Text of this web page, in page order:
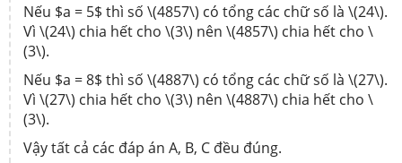
Nếu $a = 5$ thì số \(4857\) có tổng các chữ số là \(24\).
Vì \(24\) chia hết cho \(3\) nên \(4857\) chia hết cho \
(3\).
Nếu $a = 8$ thì số \(4887\) có tổng các chữ số là \(27\).
Vì \(27\) chia hết cho \(3\) nên \(4887\) chia hết cho \
(3\).
Vậy tất cả các đáp án A, B, C đều đúng.